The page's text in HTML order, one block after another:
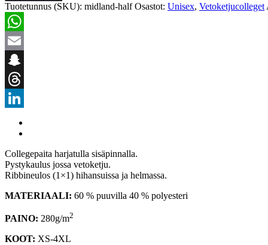
Tuotetunnus (SKU): midland-half Osastot: Unisex, Vetoketjucolleget
WhatsApp
Email
Snapchat
Threads
Collegepaita harjatulla sisäpinnalla.
Pystykaulus jossa vetoketju.
Ribbineulos (1×1) hihansuissa ja helmassa.
MATERIAALI: 60 % puuvilla 40 % polyesteri
PAINO: 280g/m2
KOOT: XS-4XL